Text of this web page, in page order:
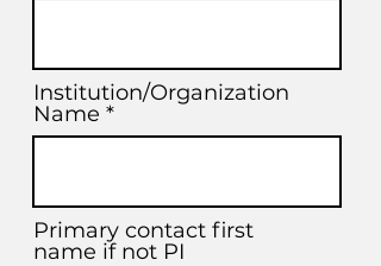
Institution/Organization
Name
Primary contact first
name if not PI